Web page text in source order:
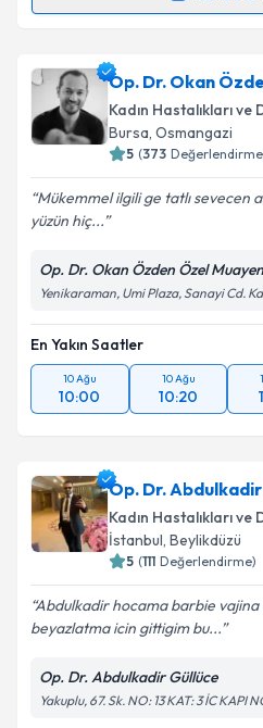
Op. Dr. Salise Mesude
talebi oluşturun. Size bu
için bir takvim
bilgilendireceğiz.
E-posta Adresiniz
Kişisel verilerimin
kapsamda işlenmesini
Takvim
Op. Dr. Okan
Kadın Hastalıkları ve
Bursa, Osmangazi
5 (373
Mükemmel ilgili ge tatlı sevecen
yüzün hiç...
Op. Dr. Okan Özden Özel
Yenikaraman, Umi Plaza, Sanayi Cd.
En Yakın Saatler
10 Ağu
10:00
10 Ağu
10:20
Op. Dr.
Kadın Hastalıkları ve
İstanbul, Beylikdüzü
5 (111 Değerlendirme)
Abdulkadir hocama barbie vajina
beyazlatma icin gittigim bu...
Op. Dr. Abdulkadir Güllüce
Yakuplu, 67. Sk. NO: 13 KAT: 3 İC KAPI